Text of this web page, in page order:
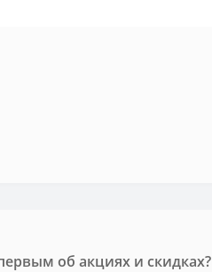
об акциях и скидках?